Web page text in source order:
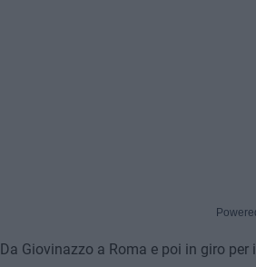
Da Giovinazzo a Roma e poi in giro